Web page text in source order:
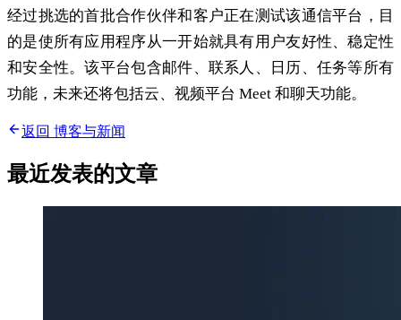
经过挑选的首批合作伙伴和客户正在测试该通信平台，目
的是使所有应用程序从一开始就具有用户友好性、稳定性
和安全性。该平台包含邮件、联系人、日历、任务等所有
功能，未来还将包括云、视频平台 Meet 和聊天功能。
返回 博客与新闻
最近发表的文章